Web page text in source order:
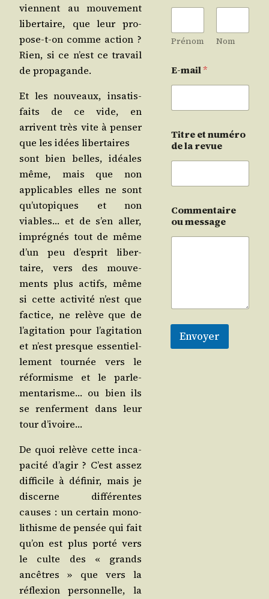
viennent au mou­ve­ment
liber­taire, que leur pro­
pose-t-on comme action ?
Rien, si ce n’est ce tra­vail
de propagande.
Et les nou­veaux, insa­tis­
faits de ce vide, en
arrivent très vite à pen­ser
que les idées libertaires
sont bien belles, idéales
même, mais que non
appli­cables elles ne sont
qu’u­to­piques et non
viables… et de s’en aller,
impré­gnés tout de même
d’un peu d’es­prit liber­
taire, vers des mou­ve­
ments plus actifs, même
si cette acti­vi­té n’est que
fac­tice, ne relève que de
l’a­gi­ta­tion pour l’a­gi­ta­tion
et n’est presque essen­tiel­
le­ment tour­née vers le
réfor­misme et le par­le­
men­ta­risme… ou bien ils
se ren­ferment dans leur
tour d’ivoire…
De quoi relève cette inca­
pa­ci­té d’a­gir ? C’est assez
dif­fi­cile à défi­nir, mais je
dis­cerne dif­fé­rentes
causes : un cer­tain mono­
li­thisme de pen­sée qui fait
qu’on est plus por­té vers
le culte des « grands
ancêtres » que vers la
réflexion per­son­nelle, la
Prénom Nom
E-mail*
Titre et numéro
de la revue
Commentaire
ou message
Envoyer